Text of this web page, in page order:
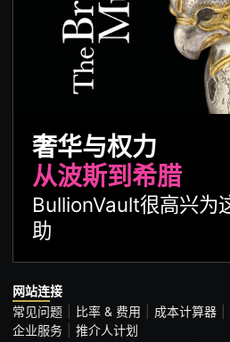
奢华与权力
从波斯到希腊
BullionVault很高兴为
助
网站连接
常见问题
比率 & 费用 成本计算器
企业服务
推介人计划